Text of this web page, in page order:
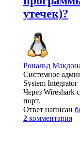
утечек)?
Рональд
Системное
System Integrator
Через Wireshark
порт.
Ответ написан
2 комментария